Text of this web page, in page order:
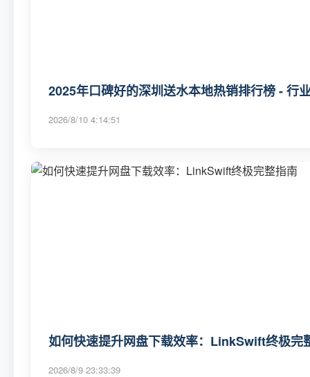
2025年口碑好的深圳送水本地热销排行榜 - 行
2026/8/10 4:14:51
如何快速提升网盘下载效率：LinkSwift终极完
2026/8/9 23:33:39